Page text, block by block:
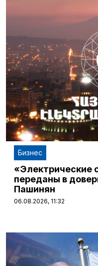
Бизнес
«Электрические
переданы в
Пашинян
06.08.2026, 11:32